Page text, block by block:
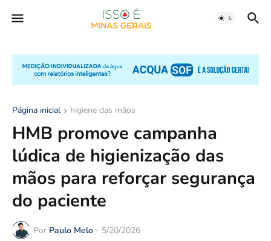
Página inicial higiene das mãos
HMB promove campanha
lúdica de higienização das
mãos para reforçar segurança
do paciente
Por Paulo Melo - 5/20/2026